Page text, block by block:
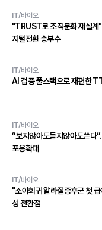
IT/바이오
"TRUST로 조직문화 재설
지털전환 승부수
IT/바이오
AI 검증 풀스택으로 재편한
IT/바이오
“보지않아도듣지않아도쓴
포용확대
IT/바이오
"소아희귀 알라질증후군 첫
성 전환점